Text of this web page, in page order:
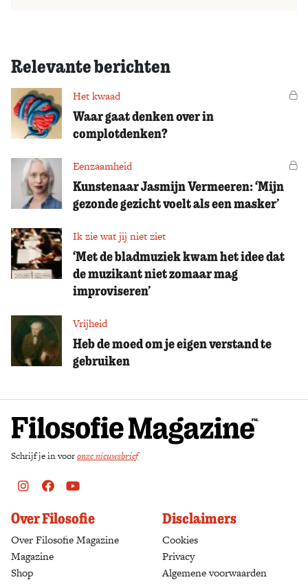
Relevante berichten
Het kwaad
Waar gaat denken over in
complotdenken?
Eenzaamheid
Kunstenaar Jasmijn Vermeeren: ‘Mijn
gezonde gezicht voelt als een masker’
Ik zie wat jij niet ziet
‘Met de bladmuziek kwam het idee dat
de muzikant niet zomaar mag
improviseren’
Vrijheid
Heb de moed om je eigen verstand te
gebruiken
Schrijf je in vooronze nieuwsbrief
Instagram
FacebookYoutube
Over Filosofie
Over Filosofie Magazine
Magazine
Shop
Disclaimers
Cookies
Privacy
Algemene voorwaarden